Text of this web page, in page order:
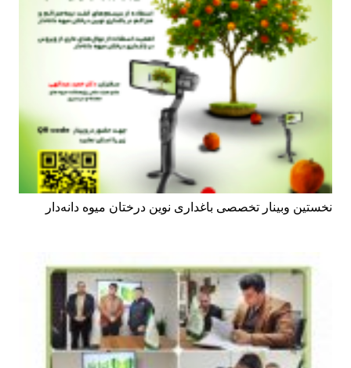
نخستین وبینار تخصصی باغداری نوین درختان میوه دانه‌دار